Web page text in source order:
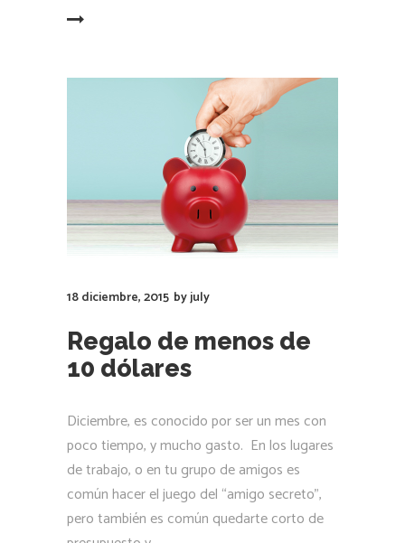
18 diciembre, 2015 byjuly
Regalo de menos de
10 dólares
Diciembre, es conocido por ser un mes con
poco tiempo, y mucho gasto. En los lugares
de trabajo, o en tu grupo de amigos es
común hacer el juego del “amigo secreto”,
pero también es común quedarte corto de